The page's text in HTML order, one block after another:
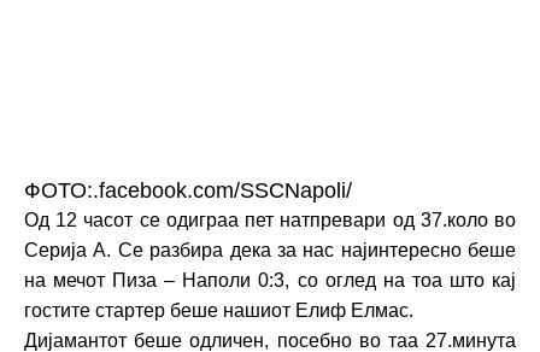
ФОТО:.facebook.com/SSCNapoli/
Од 12 часот се одиграа пет натпревари од 37.коло во
Серија А. Се разбира дека за нас најинтересно беше
на мечот Пиза – Наполи 0:3, со оглед на тоа што кај
гостите стартер беше нашиот Елиф Елмас.
Дијамантот беше одличен, посебно во таа 27.минута